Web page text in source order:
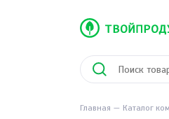
Главная Каталог